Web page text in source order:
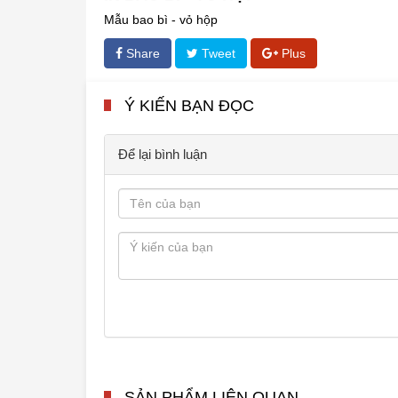
Mẫu bao bì - vỏ hộp
Share Tweet Plus
Ý KIẾN BẠN ĐỌC
Để lại bình luận